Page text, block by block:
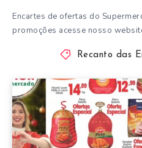
Encartes de ofertas do
promoções acesse nosso
Recanto das